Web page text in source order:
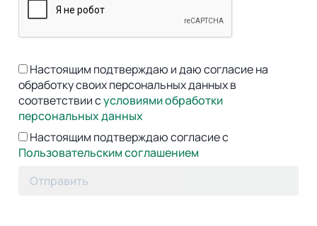
Настоящим подтверждаю и даю согласие на
обработку своих персональных данных в
соответствии сусловиями обработки
персональных данных
Настоящим подтверждаю согласие с
Пользовательским соглашением
Отправить